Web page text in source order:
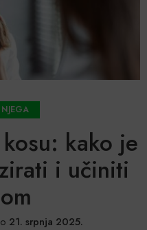
kako je
i učiniti
21. srpnja 2025.